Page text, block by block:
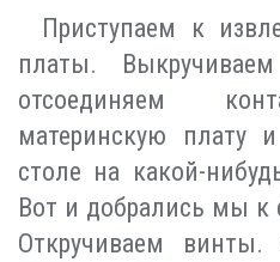
Приступаем к
платы.
отсоединяем
материнскую плату
столе на какой-
Вот и добрались мы к
Откручиваем винты.